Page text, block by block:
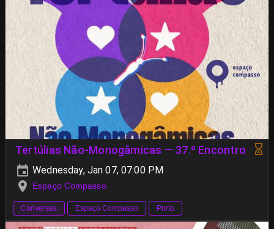
Tertúlias Não-Monogâmicas — 37.º Encontro
Wednesday, Jan 07, 07:00 PM
Espaço Compasso
Conversas Espaço Compasso Porto